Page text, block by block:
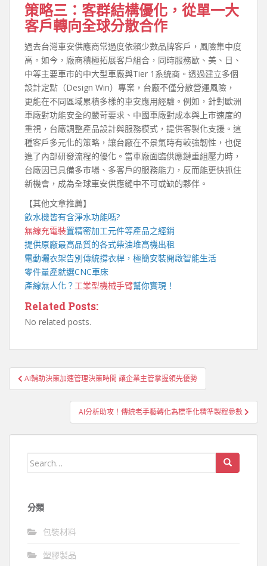
策略三：客群結構優化，從單一大
客戶轉向全球分散合作
過去台灣車安供應商常過度依賴少數品牌客戶，風險集中度
高。如今，廠商積極拓展客戶組合，同時服務歐、美、日、
中等主要車市的中大型車廠與Tier 1系統商。透過建立多個
設計定點（Design Win）專案，台廠不僅分散營運風險，
更能在不同區域累積多樣的車安應用經驗。例如，針對歐洲
車廠對功能安全的嚴苛要求、中國車廠對成本與上市速度的
重視，台廠調整產品設計與服務模式，提供客製化支援。這
種客戶多元化的策略，讓台廠在不景氣時有較強韌性，也促
進了內部研發流程的優化。當車廠面臨供應鏈重組壓力時，
台廠因已具備多市場、多客戶的服務能力，反而能更快抓住
新機會，成為全球車安供應鏈中不可或缺的夥伴。
【其他文章推薦】
飲水機皆有含淨水功能嗎?
無線充電裝置精密加工元件等產品之經銷
提供原廠最高品質的各式柴油堆高機出租
電動曬衣架告別傳統撐衣桿，極簡安裝開啟智能生活
零件量產就選CNC車床
產線無人化？ 工業型機械手臂幫你實現！
Related Posts:
No related posts.
文
章
AI輔助決策加速管理決策時間 讓企業主管掌握領先優勢
AI分析助攻！傳統老手藝轉化為標準化精準製程參數
Search
分類
包裝材料
塑膠製品